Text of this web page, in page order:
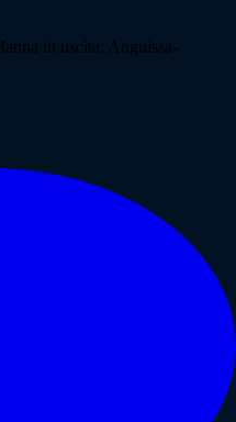
in uscita: Anguissa-